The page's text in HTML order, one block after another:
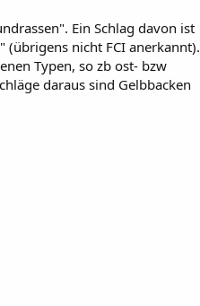
Ein Schlag davon ist
(übrigens nicht FCI anerkannt).
Typen, so zb ost- bzw
daraus sind Gelbbacken